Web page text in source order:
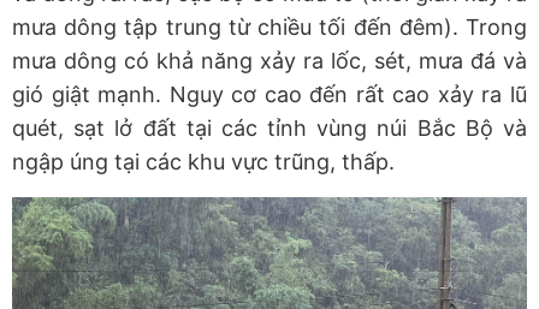
mưa dông tập trung từ chiều tối đến đêm). Trong
mưa dông có khả năng xảy ra lốc, sét, mưa đá và
gió giật mạnh. Nguy cơ cao đến rất cao xảy ra lũ
quét, sạt lở đất tại các tỉnh vùng núi Bắc Bộ và
ngập úng tại các khu vực trũng, thấp.